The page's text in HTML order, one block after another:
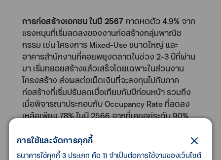
การก่อสร้างเอกชน ในปี 2567 คาดหดตัว 4.9% จาก
แรงหนุนที่เริ่มลดลงของงานก่อสร้างกลุ่มพาณิช
กรรม เช่น โครงการ Mixed-Use ขนาดใหญ่ และ
อาคารสำนักงานที่คอยพยุงตลาดในช่วง 2-3 ปีที่ผ่าน
มา เริ่มทยอยสร้างแล้วเสร็จโดยเฉพาะในส่วนงาน
โครงสร้าง ส่งผลต่อเม็ดเงินที่จะลงทุนไปกับภาค
ก่อสร้างที่เริ่มปรับลดเมื่อเทียบกับปีก่อนหน้า รวมถึง
เมื่อพิจารณาประกอบกับ Occupancy Rate ที่ลดลง
เหลือเพียง 78% ในปี 2566 จากที่เคยอยู่ระดับ 90%
สำนักงานใหม่ ๆ คาดว่าอาจชะลอตัวลง รวมถึงใน
ส่วนของกลุ่มที่อยู่อาศัยที่ประเมินว่าใน ปี 2567 ตลาด
การใช้และจัดการคุกกี้
ธนาคารใช้คุกกี้ 3 ประเภท คือ 1) จำเป็นต่อการใช้งานของเว็บไซต์